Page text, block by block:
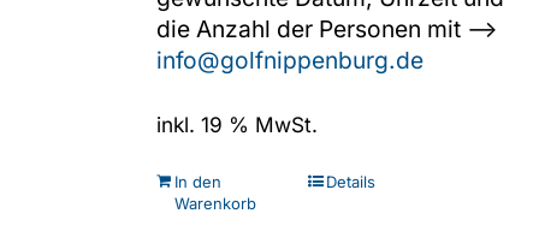
die Anzahl der Personen mit -->
info@golfnippenburg.de
inkl. 19 % MwSt.
In den
Warenkorb
Details